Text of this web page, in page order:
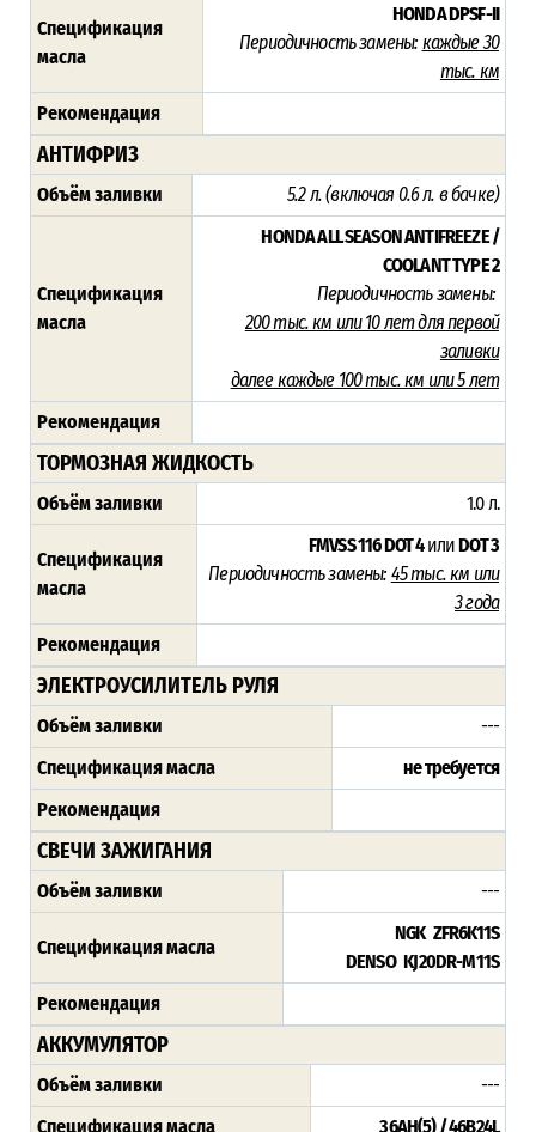
Спецификация
масла
HONDA DPSF-II
Периодичность замены: каждые 30
тыс. км
Рекомендация
АНТИФРИЗ
Объём заливки 5.2 л. (включая 0.6 л. в бачке)
Спецификация
масла
HONDA ALL SEASON ANTIFREEZE /
COOLANT TYPE 2
Периодичность замены:
200 тыс. км или 10 лет для первой
заливки
далее каждые 100 тыс. км или 5 лет
Рекомендация
ТОРМОЗНАЯ ЖИДКОСТЬ
Объём заливки 1.0 л.
Спецификация
масла
FMVSS 116 DOT 4илиDOT 3
Периодичность замены: 45тыс. км или
3 года
Рекомендация
ЭЛЕКТРОУСИЛИТЕЛЬ РУЛЯ
Объём заливки
---
Спецификация масла
не требуется
Рекомендация
СВЕЧИ ЗАЖИГАНИЯ
Объём заливки ---
Спецификация масла
NGK ZFR6K11S
DENSO KJ20DR-M11S
Рекомендация
АККУМУЛЯТОР
Объём заливки
---
Спецификация масла
36AH(5) / 46B24L